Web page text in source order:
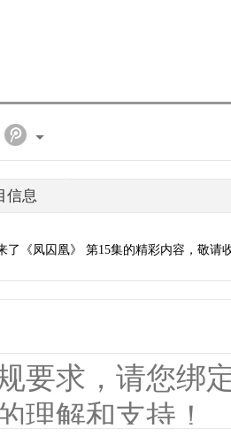
信息
了《凤囚凰》 第15集的精彩内容，敬请